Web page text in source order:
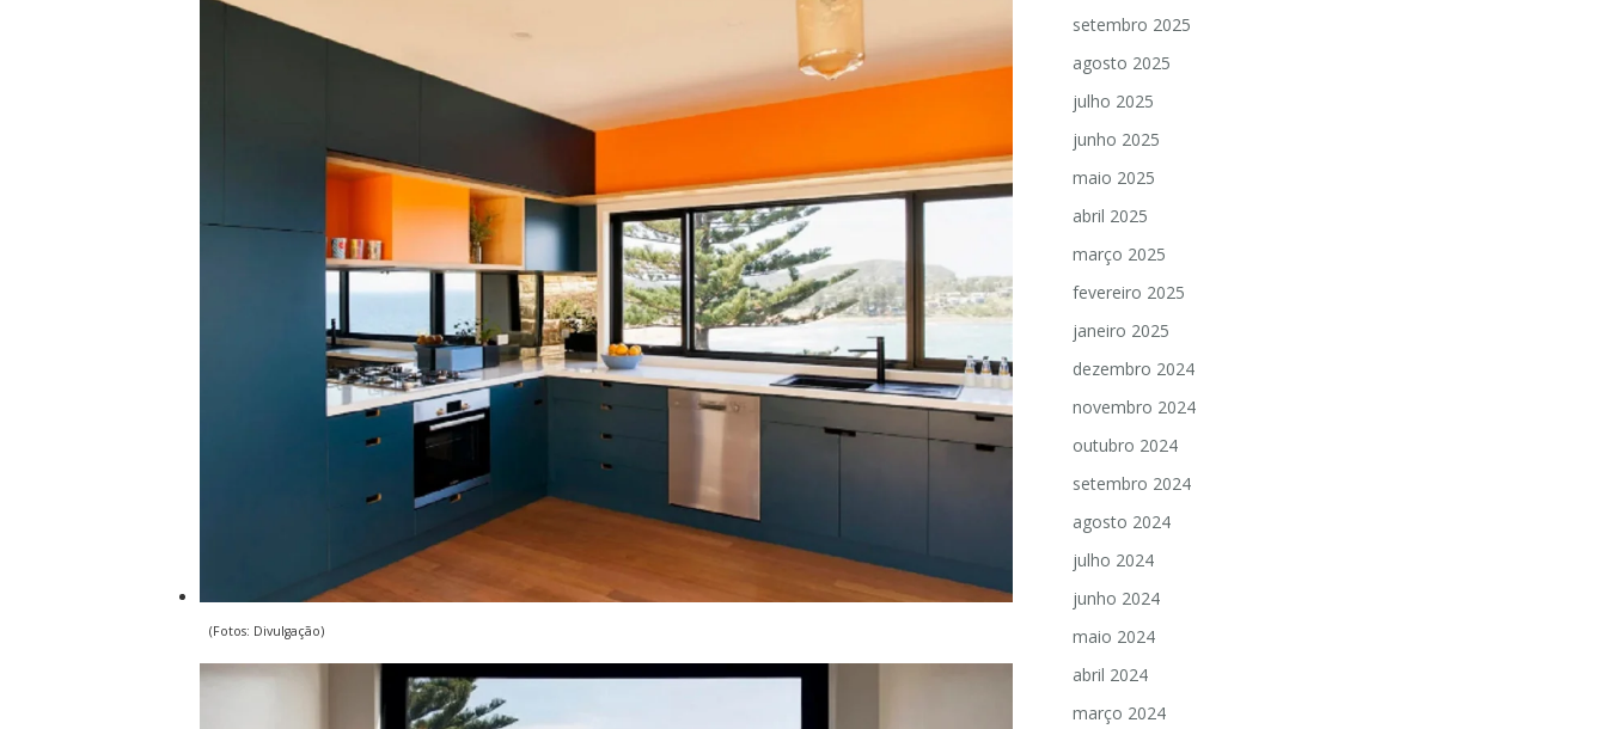
(Fotos: Divulgação)
setembro 2025
agosto 2025
julho 2025
junho 2025
maio 2025
abril 2025
março 2025
fevereiro 2025
janeiro 2025
dezembro 2024
novembro 2024
outubro 2024
setembro 2024
agosto 2024
julho 2024
junho 2024
maio 2024
abril 2024
março 2024